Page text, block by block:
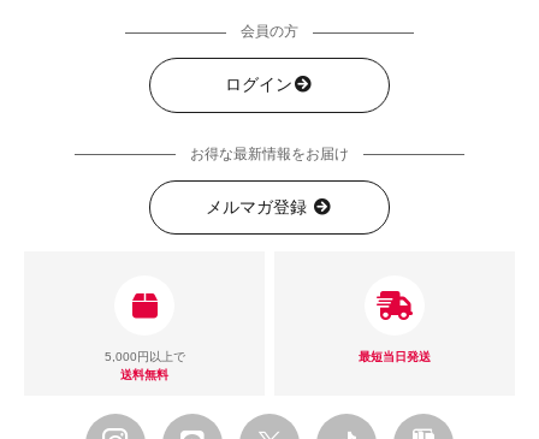
会員の方
ログイン
お得な最新情報をお届け
メルマガ登録
5,000円以上で
送料無料
最短当日発送